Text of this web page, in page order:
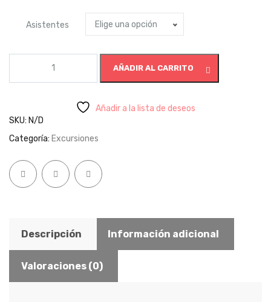
de
precios:
desde
21.00€
Asistentes Elige una opción
Y
AÑADIR AL CARRITO
Añadir a la lista de deseos
SKU: N/D
Categoría: Excursiones
Descripción Información adicional
Valoraciones (0)